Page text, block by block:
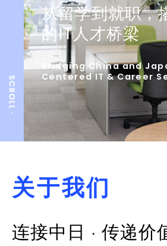
从留学到就职，
的IT人才桥梁
Bridging China and
Centered IT & Career
关于我们
连接中日 · 传递价